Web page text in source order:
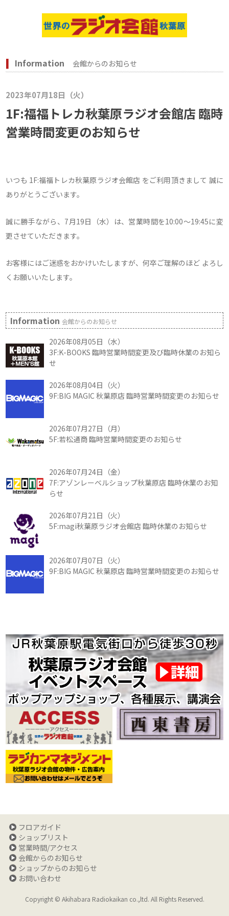
Information 会館からのお知らせ
2023年07月18日（火）
1F:福福トレカ秋葉原ラジオ会館店 臨時
営業時間変更のお知らせ
いつも 1F:福福トレカ秋葉原ラジオ会館店 をご利用頂きまして 誠に
ありがとうございます。
誠に勝手ながら、7月19日（水）は、営業時間を10:00～19:45に変
更させていただきます。
お客様にはご迷惑をおかけいたしますが、何卒ご理解のほど よろし
くお願いいたします。
Information会館からのお知らせ
2026年08月05日（水）
3F:K-BOOKS 臨時営業時間変更及び臨時休業のお知ら
せ
2026年08月04日（火）
9F:BIG MAGIC 秋葉原店 臨時営業時間変更のお知らせ
2026年07月27日（月）
5F:若松通商 臨時営業時間変更のお知らせ
2026年07月24日（金）
7F:アゾンレーベルショップ秋葉原店 臨時休業のお知
らせ
2026年07月21日（火）
5F:magi秋葉原ラジオ会館店 臨時休業のお知らせ
2026年07月07日（火）
9F:BIG MAGIC 秋葉原店 臨時営業時間変更のお知らせ
フロアガイド
ショップリスト
営業時間/アクセス
会館からのお知らせ
ショップからのお知らせ
お問い合わせ
Copyright © Akihabara Radiokaikan co.,ltd. All Rights Reserved.